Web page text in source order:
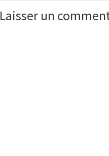
Laisser un